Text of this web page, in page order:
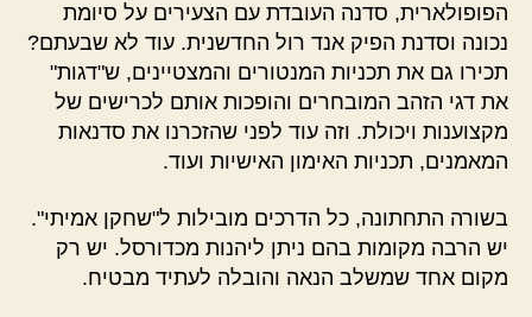
הפופולארית, סדנה העובדת עם הצעירים על סיומת
נכונה וסדנת הפיק אנד רול החדשנית. עוד לא שבעתם?
תכירו גם את תכניות המנטורים והמצטיינים, ש"דגות"
את דגי הזהב המובחרים והופכות אותם לכרישים של
מקצוענות ויכולת. וזה עוד לפני שהזכרנו את סדנאות
המאמנים, תכניות האימון האישיות ועוד.
בשורה התחתונה, כל הדרכים מובילות ל"שחקן אמיתי".
יש הרבה מקומות בהם ניתן ליהנות מכדורסל. יש רק
מקום אחד שמשלב הנאה והובלה לעתיד מבטיח.